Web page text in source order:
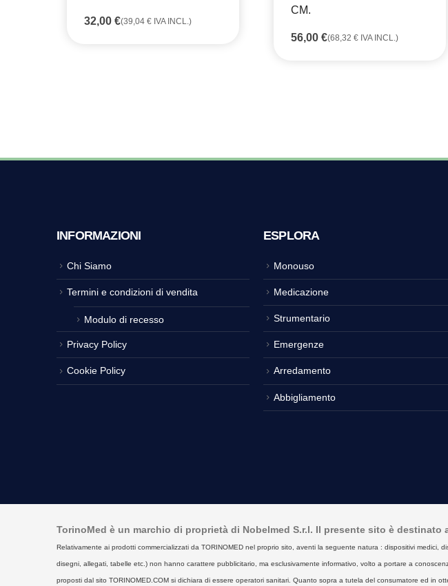
32,00 €(39,04 € IVA INCL.)
CM.
56,00 €(68,32 € IVA INCL.)
INFORMAZIONI
Chi Siamo
Termini e condizioni di vendita
Modulo di recesso
Privacy Policy
Cookie Policy
ESPLORA
Monouso
Medicazione
Strumentario
Emergenze
Arredamento
Abbigliamento
TorinoMed è un marchio di proprietà di Nobelmed S.r.l. Il presente sito è destinato
Relativamente ai prodotti commercializzati da TORINOMED nel proprio sito, aventi la seguente natura : dispositivi
disegni, allegati, tabelle etc.) non hanno carattere pubblicitario, ma esclusivamente informativo, volto a portare a
proposti dal sito TORINOMED.COM si dichiara di essere operatori sanitari. Quanto sopra a tutela del consumatore ed in